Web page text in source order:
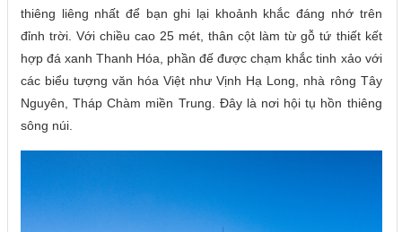
thiêng liêng nhất để bạn ghi lại khoảnh khắc đáng nhớ trên
đỉnh trời. Với chiều cao 25 mét, thân cột làm từ gỗ tứ thiết kết
hợp đá xanh Thanh Hóa, phần đế được chạm khắc tinh xảo với
các biểu tượng văn hóa Việt như Vịnh Hạ Long, nhà rông Tây
Nguyên, Tháp Chàm miền Trung. Đây là nơi hội tụ hồn thiêng
sông núi.